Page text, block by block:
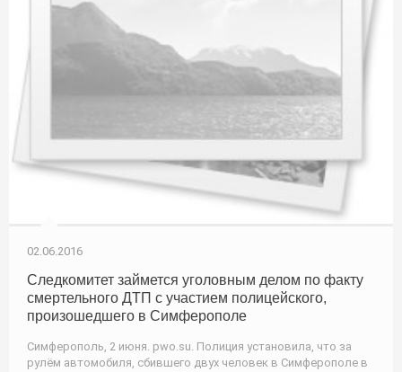
02.06.2016
Следкомитет займется уголовным делом по факту
смертельного ДТП с участием полицейского,
произошедшего в Симферополе
Симферополь, 2 июня. pwo.su. Полиция установила, что за
рулём автомобиля, сбившего двух человек в Симферополе в